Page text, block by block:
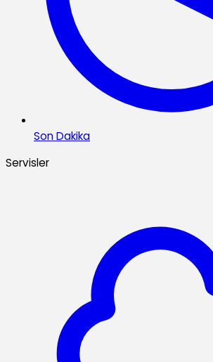
Son Dakika
Servisler